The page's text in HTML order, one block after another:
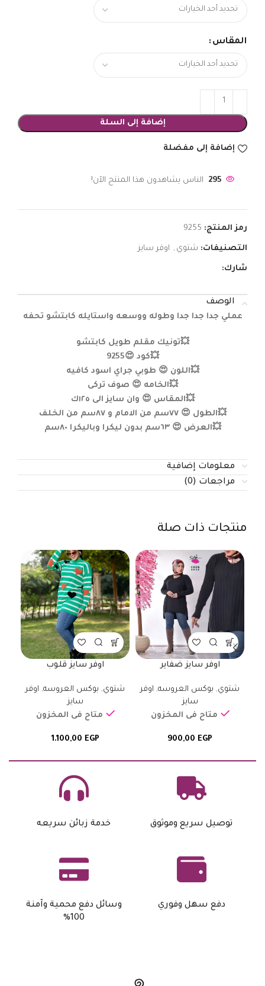
المقاس
إضافة إلى السلة
إضافة إلى مفضلة
295 الناس يشاهدون هذا المنتج الآن!
رمز المنتج: 9255
التصنيفات: شتوي , اوفر سايز
شارك:
الوصف
عملي جدا جدا جدا وطوله ووسعه واستايله كابتشو تحفه
💥تونيك مقلم طويل كابتشو
💥كود 😍9255
💥اللون 😍 طوبي جراي اسود كافيه
💥الخامه 😍 صوف تركى
💥المقاس 😍 وان سايز الى ١٢٥ك
💥الطول 😍 ٧٧سم من الامام و ٨٧سم من الخلف
💥العرض 😍 ٦٣سم بدون ليكرا وباليكرا ٨٠سم
معلومات إضافية
مراجعات (0)
منتجات ذات صلة
اوفر سايز ضفاير
شتوي, بوكس العروسه, اوفر
سايز
متاح فى المخزون
900,00 EGP
اوفر سايز قلوب
شتوي, بوكس العروسه, اوفر
سايز
متاح فى المخزون
1.100,00 EGP
دفع سهل وفوري
وسائل دفع محمية وآمنة
100%
توصيل سريع وموثوق خدمة زبائن سريعه